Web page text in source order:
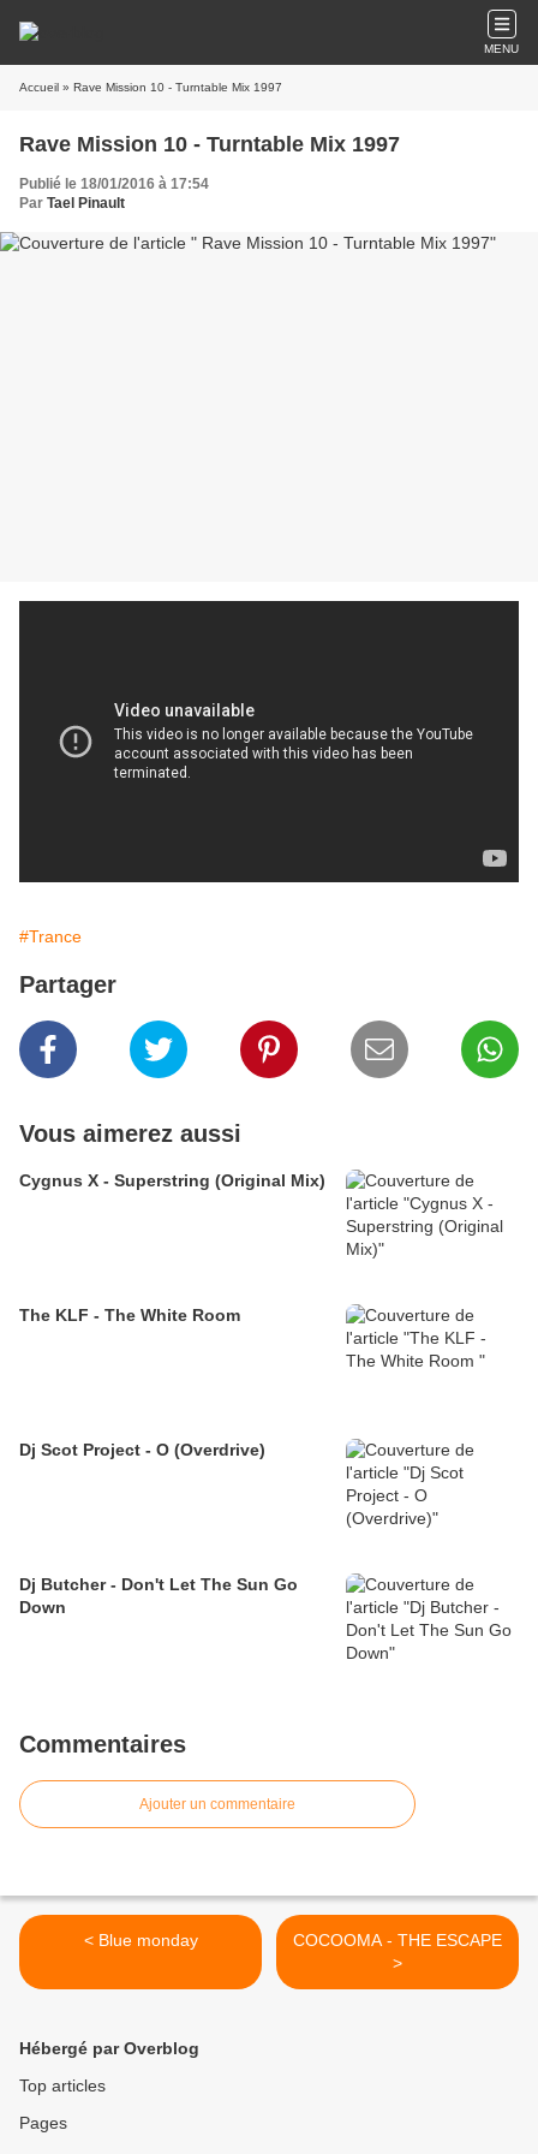
MENU
Accueil » Rave Mission 10 - Turntable Mix 1997
Rave Mission 10 - Turntable Mix 1997
Publié le 18/01/2016 à 17:54
Par Tael Pinault
#Trance
Partager
Vous aimerez aussi
Cygnus X - Superstring (Original Mix)
The KLF - The White Room
Dj Scot Project - O (Overdrive)
Dj Butcher - Don't Let The Sun Go
Down
Commentaires
Ajouter un commentaire
< Blue monday
COCOOMA - THE ESCAPE
>
Hébergé par Overblog
Top articles
Pages